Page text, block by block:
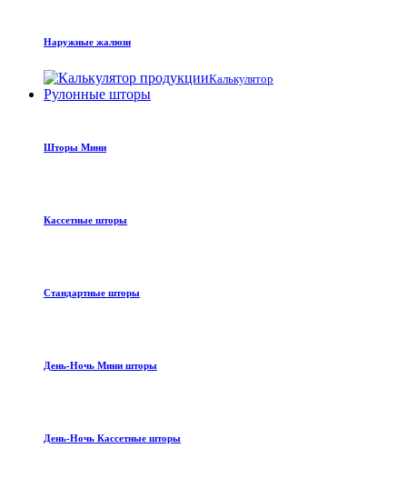
Наружные жалюзи
Калькулятор
Рулонные шторы
Шторы Мини
Кассетные шторы
Стандартные шторы
День-Ночь Мини шторы
День-Ночь Кассетные шторы